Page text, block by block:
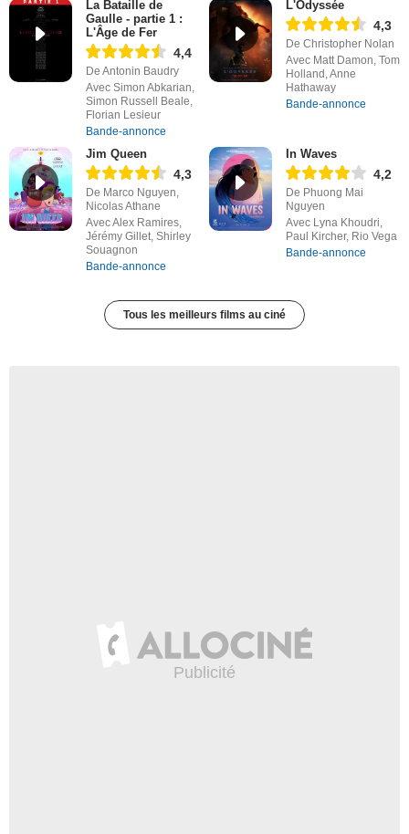
La Bataille de
Gaulle - partie 1 :
L'Âge de Fer
4,4
De Antonin Baudry
Avec Simon Abkarian,
Simon Russell Beale,
Florian Lesieur
Bande-annonce
L'Odyssée
4,3
De Christopher Nolan
Avec Matt Damon, Tom
Holland, Anne
Hathaway
Bande-annonce
Jim Queen
4,3
De Marco Nguyen,
Nicolas Athane
Avec Alex Ramires,
Jérémy Gillet, Shirley
Souagnon
Bande-annonce
In Waves
4,2
De Phuong Mai
Nguyen
Avec Lyna Khoudri,
Paul Kircher, Rio Vega
Bande-annonce
Tous les meilleurs films au ciné